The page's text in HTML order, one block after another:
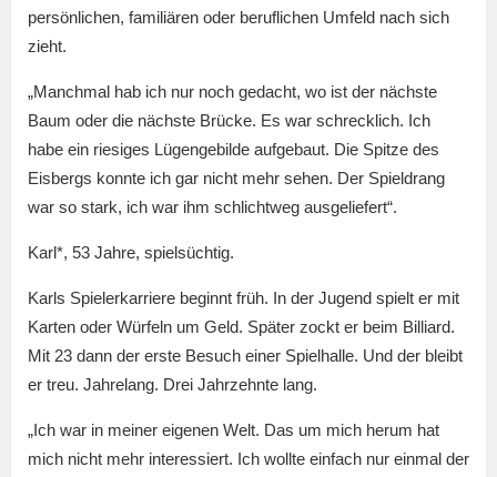
persönlichen, familiären oder beruflichen Umfeld nach sich
zieht.
„Manchmal hab ich nur noch gedacht, wo ist der nächste
Baum oder die nächste Brücke. Es war schrecklich. Ich
habe ein riesiges Lügengebilde aufgebaut. Die Spitze des
Eisbergs konnte ich gar nicht mehr sehen. Der Spieldrang
war so stark, ich war ihm schlichtweg ausgeliefert“.
Karl*, 53 Jahre, spielsüchtig.
Karls Spielerkarriere beginnt früh. In der Jugend spielt er mit
Karten oder Würfeln um Geld. Später zockt er beim Billiard.
Mit 23 dann der erste Besuch einer Spielhalle. Und der bleibt
er treu. Jahrelang. Drei Jahrzehnte lang.
„Ich war in meiner eigenen Welt. Das um mich herum hat
mich nicht mehr interessiert. Ich wollte einfach nur einmal der